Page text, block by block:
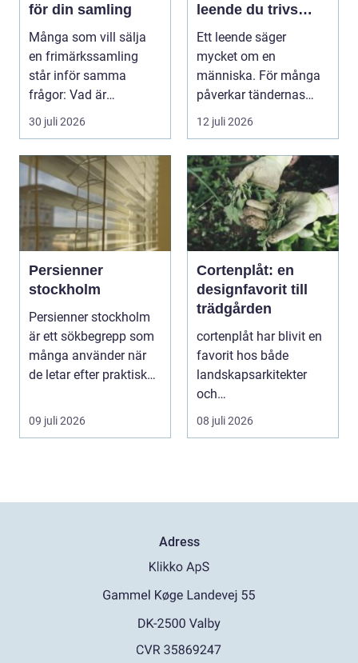
för din samling
Många som vill sälja
en frimärkssamling
står inför samma
frågor: Vad är
samlingen värd? Var
vänder m...
30 juli 2026
leende du trivs
med
Ett leende säger
mycket om en
människa. För många
påverkar tändernas
utseende både
självförtroendet ...
12 juli 2026
Persienner
stockholm
Persienner stockholm
är ett sökbegrepp som
många använder när
de letar efter praktiska
09 juli 2026
Cortenplåt: en
designfavorit till
trädgården
cortenplåt har blivit en
favorit hos både
landskapsarkitekter
och
trädgårdsentusiaster.
Det är ett m...
08 juli 2026
Adress